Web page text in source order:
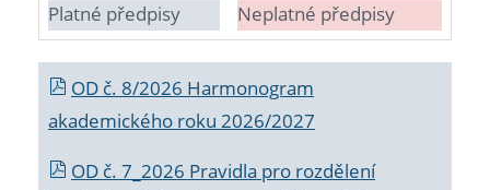
Platné předpisy Neplatné předpisy
OD č. 8/2026 Harmonogram
akademického roku 2026/2027
OD č. 7_2026 Pravidla pro rozdělení